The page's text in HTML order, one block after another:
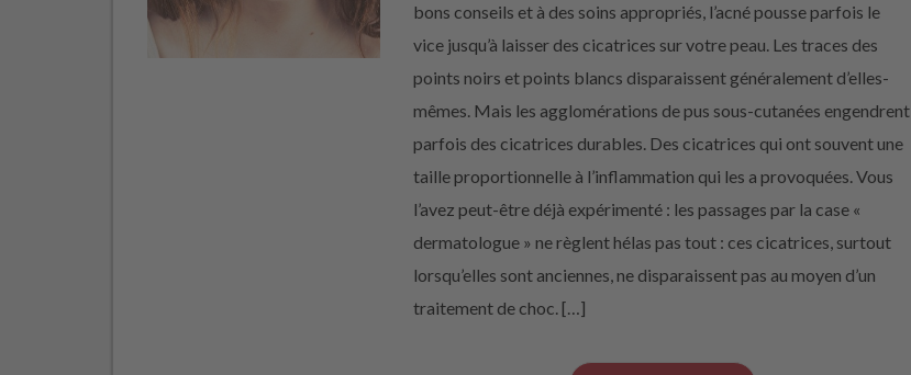
bons conseils et à des soins appropriés, l’acné pousse parfois le
vice jusqu’à laisser des cicatrices sur votre peau. Les traces des
points noirs et points blancs disparaissent généralement d’elles-
mêmes. Mais les agglomérations de pus sous-cutanées engendrent
parfois des cicatrices durables. Des cicatrices qui ont souvent une
taille proportionnelle à l’inflammation qui les a provoquées. Vous
l’avez peut-être déjà expérimenté : les passages par la case «
dermatologue » ne règlent hélas pas tout : ces cicatrices, surtout
lorsqu’elles sont anciennes, ne disparaissent pas au moyen d’un
traitement de choc. […]